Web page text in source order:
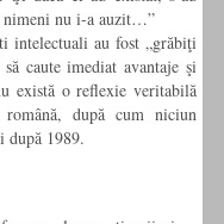
nimeni nu i-a auzit…”
intelectuali au fost „grăbiţi
caute imediat avantaje şi
există o reflexie veritabilă
după cum niciun
după 1989.